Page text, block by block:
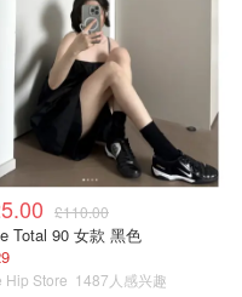
£110.00
Total 90 女款 黑色
Hip Store 1487人感兴趣